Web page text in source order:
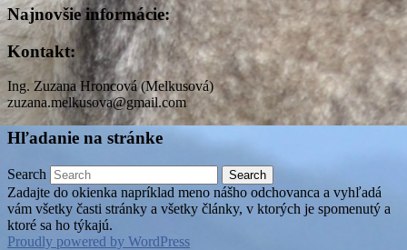
Najnovšie informácie:
Kontakt:
Ing. Zuzana Hroncová (Melkusová)
zuzana.melkusova@gmail.com
Hľadanie na stránke
Search
Zadajte do okienka napríklad meno nášho odchovanca a vyhľadá
vám všetky časti stránky a všetky články, v ktorých je spomenutý a
ktoré sa ho týkajú.
Proudly powered by WordPress